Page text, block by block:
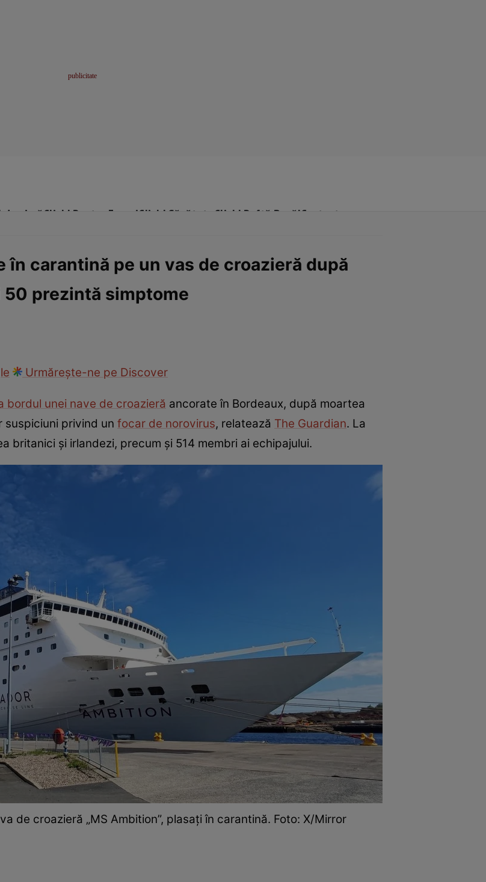
viațăClick! Pentru FemeiClick! Sănătate Click! Poftă Bună!Contact
în carantină pe un vas de croazieră după
prezintă simptome
Urmărește-ne pe Discover
bordul unei nave de croazieră ancorate în Bordeaux, după moartea
suspiciuni privind un focar de norovirus, relatează The Guardian. La
britanici și irlandezi, precum și 514 membri ai echipajului.
de croazieră „MS Ambition”, plasați în carantină. Foto: X/Mirror